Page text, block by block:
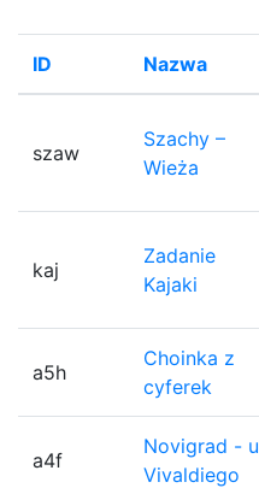
ID Nazwa
szaw
Szachy –
Wieża
kaj
Zadanie
Kajaki
a5h
Choinka z
cyferek
a4f
Novigrad - u
Vivaldiego